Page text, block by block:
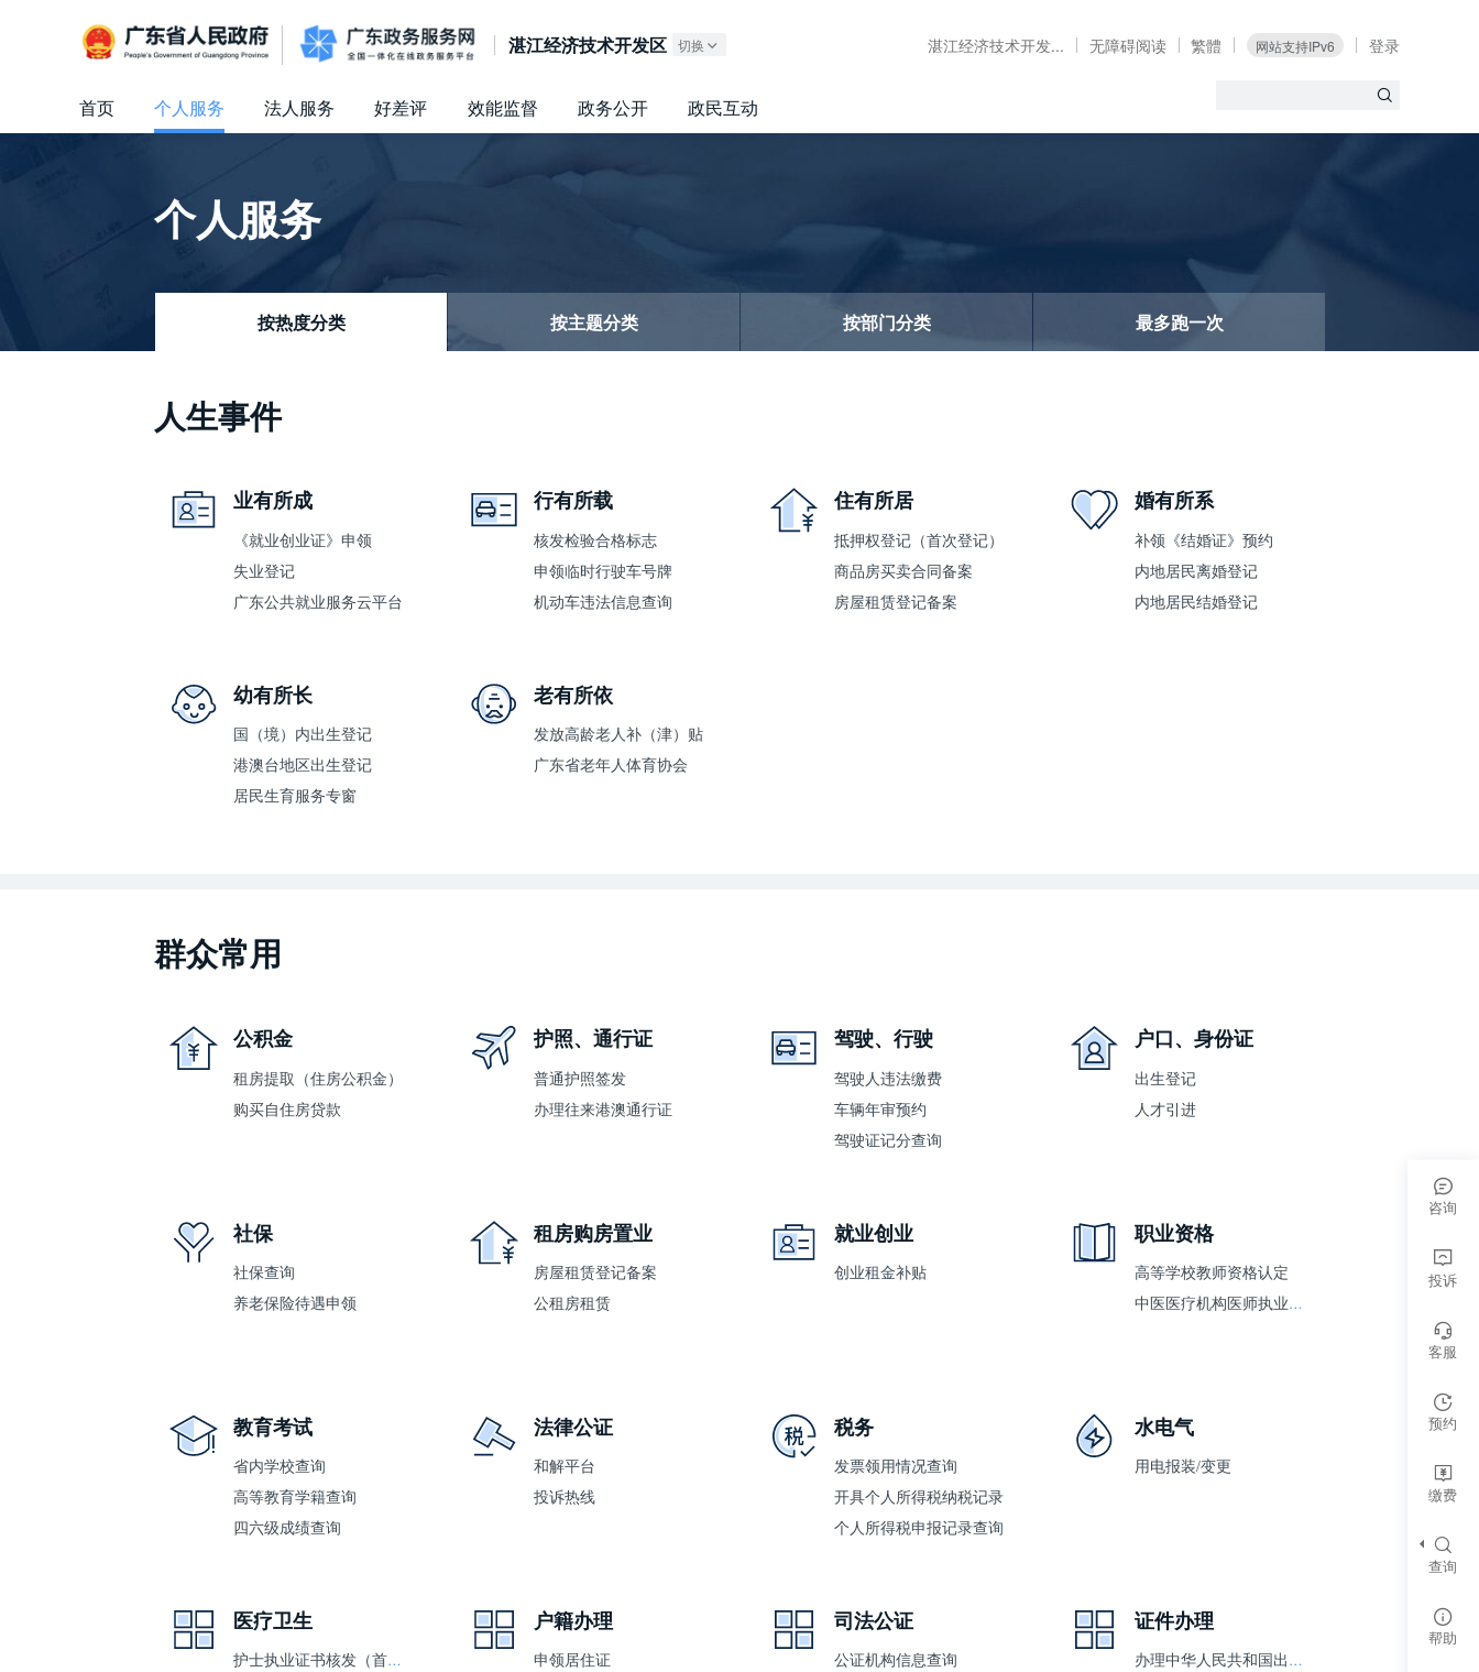
广东省人民政府 广东政务服务网
湛江经济技术开发区 切换 湛江经济技术开发... 无障碍阅读 繁體 网站支持IPv6 登录
首页 个人服务 法人服务 好差评 效能监督 政务公开 政民互动
个人服务
按热度分类 按主题分类 按部门分类 最多跑一次
人生事件
业有所成
《就业创业证》申领
失业登记
广东公共就业服务云平台
行有所载
核发检验合格标志
申领临时行驶车号牌
机动车违法信息查询
住有所居
抵押权登记（首次登记）
商品房买卖合同备案
房屋租赁登记备案
婚有所系
补领《结婚证》预约
内地居民离婚登记
内地居民结婚登记
幼有所长
国（境）内出生登记
港澳台地区出生登记
居民生育服务专窗
老有所依
发放高龄老人补（津）贴
广东省老年人体育协会
群众常用
公积金
租房提取（住房公积金）
购买自住房贷款
护照、通行证
普通护照签发
办理往来港澳通行证
驾驶、行驶
驾驶人违法缴费
车辆年审预约
驾驶证记分查询
户口、身份证
出生登记
人才引进
社保
社保查询
养老保险待遇申领
租房购房置业
房屋租赁登记备案
公租房租赁
就业创业
创业租金补贴
职业资格
高等学校教师资格认定
中医医疗机构医师执业注册
教育考试
省内学校查询
高等教育学籍查询
四六级成绩查询
法律公证
和解平台
投诉热线
税务
发票领用情况查询
开具个人所得税纳税记录
个人所得税申报记录查询
水电气
用电报装/变更
医疗卫生
护士执业证书核发（首次注册）
户籍办理
申领居住证
司法公证
公证机构信息查询
证件办理
办理中华人民共和国出入境通行证
咨询
投诉
客服
预约
缴费
查询
帮助